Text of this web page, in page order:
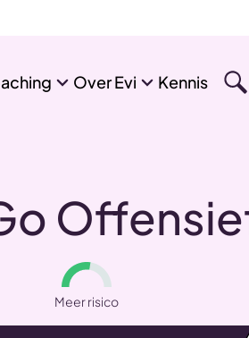
Over Evi Kennis
Meer risico